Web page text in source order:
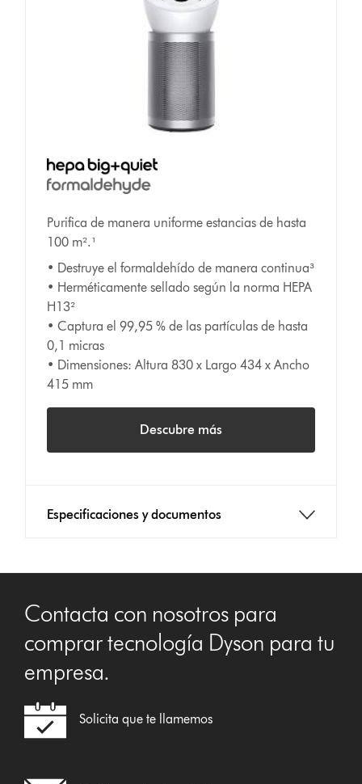
Purifica de manera uniforme estancias de hasta
100 m².¹
• Destruye el formaldehído de manera continua³
• Herméticamente sellado según la norma HEPA
H13²
• Captura el 99,95 % de las partículas de hasta
0,1 micras
• Dimensiones: Altura 830 x Largo 434 x Ancho
415 mm
Descubre más
Especificaciones y documentos
Contacta con nosotros para
comprar tecnología Dyson para tu
empresa.
Solicita que te llamemos